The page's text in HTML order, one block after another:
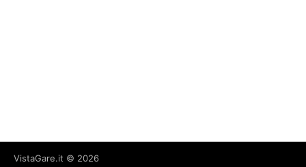
VistaGare.it © 2026